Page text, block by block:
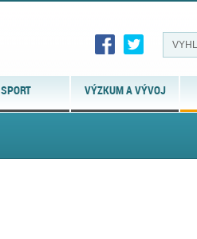
SPORT VÝZKUM A VÝVOJ